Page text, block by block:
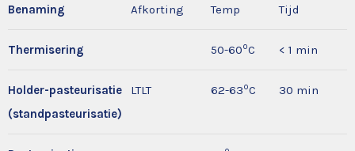
Benaming Afkorting Temp Tijd
Thermisering 50-60oC < 1 min
Holder-pasteurisatie
(standpasteurisatie)
LTLT 62-63oC 30 min